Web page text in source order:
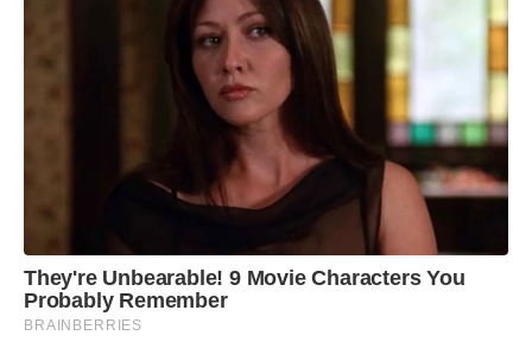
They're Unbearable! 9 Movie Characters You
Probably Remember
BRAINBERRIES